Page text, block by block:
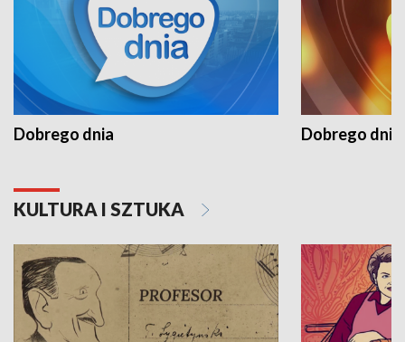
Dobrego dnia Dobrego dnia
KULTURA I SZTUKA